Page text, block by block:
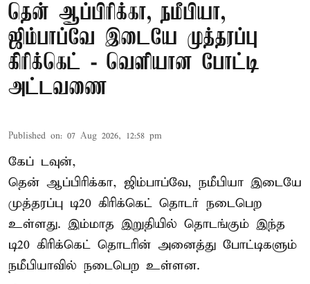
தென் ஆப்பிரிக்கா, நமீபியா,
ஜிம்பாப்வே இடையே முத்தரப்பு
கிரிக்கெட் - வெளியான போட்டி
அட்டவணை
Published on: 07 Aug 2026, 12:58 pm
கேப் டவுன்,
தென் ஆப்பிரிக்கா, ஜிம்பாப்வே, நமீபியா இடையே
முத்தரப்பு டி20 கிரிக்கெட் தொடர் நடைபெற
உள்ளது. இம்மாத இறுதியில் தொடங்கும் இந்த
டி20 கிரிக்கெட் தொடரின் அனைத்து போட்டிகளும்
நமீபியாவில் நடைபெற உள்ளன.